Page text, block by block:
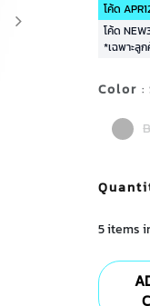
โค้ด
โค้ด
*เฉพาะลูก
Color:
5 items